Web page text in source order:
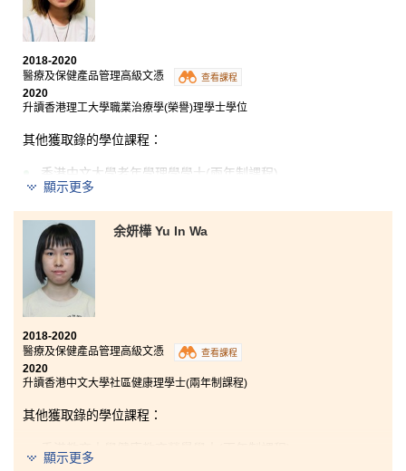
2018-2020
醫療及保健產品管理高級文憑
查看課程
2020
升讀香港理工大學職業治療學(榮譽)理學士學位
其他獲取錄的學位課程：
香港中文大學老年學理學學士(兩年制課程)
我很慶幸選擇了醫療及保健產品管理高級文憑。課程
中，書院安排了各類型的活動，讓我學習到更多有關醫
療方面的知識和技巧，豐富了我的校園生活，並進一步
激勵我實現自己的目標。例如，我參加了澳洲的考察團
及明心醫療集團藥物管理中心的實習，該組織是為住在
養老院中的老年人提供配藥服務的組織。這些機會激發
了我未來在醫學領域工作的熱情。
我相信你也能夠利用這兩年來好好裝備自己。當然，這不是一個
完結，而是一個新的開始。儘管這可能會花費很多時間，但只要
努力，你也可以達成你的理想。
顯示更多
余妍樺 Yu In Wa
2018-2020
醫療及保健產品管理高級文憑
查看課程
2020
升讀香港中文大學社區健康理學士(兩年制課程)
其他獲取錄的學位課程：
香港教育大學健康教育榮譽學士(兩年制課程)
顯示更多